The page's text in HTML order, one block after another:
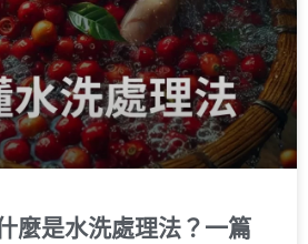
麼是水洗處理法？一篇